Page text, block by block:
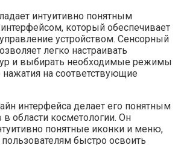
интуитивно понятным
который обеспечивает
устройством. Сенсорный
легко настраивать
и выбирать необходимые режимы
на соответствующие
интерфейса делает его понятным
области косметологии. Он
понятные иконки и меню,
быстро освоить